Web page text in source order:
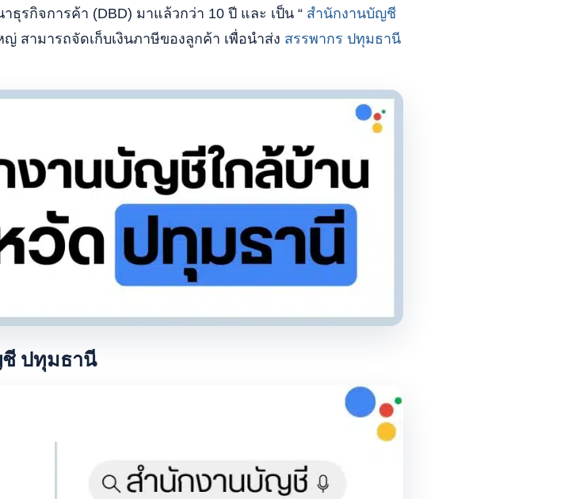
ธุรกิจการค้า (DBD) มาแล้วกว่า 10 ปี และ เป็น “ สำนักงานบัญชี
สามารถจัดเก็บเงินภาษีของลูกค้า เพื่อนำส่ง สรรพากร ปทุมธานี
ปทุมธานี